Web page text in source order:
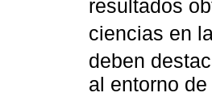
resultados
ciencias en
deben
al entorno